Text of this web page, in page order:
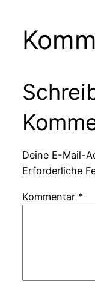
Deine E-Mail-
Erforderliche
Kommentar *